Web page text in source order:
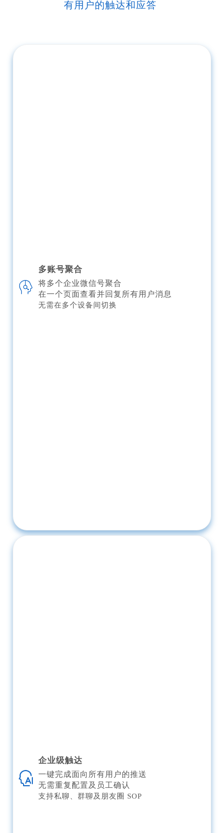
有用户的触达和应答
多账号聚合
将多个企业微信号聚合
在一个页面查看并回复所有用户消息
无需在多个设备间切换
企业级触达
一键完成面向所有用户的推送
无需重复配置及员工确认
支持私聊、群聊及朋友圈 SOP